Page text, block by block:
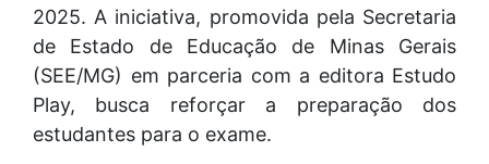
2025. A iniciativa, promovida pela Secretaria
de Estado de Educação de Minas Gerais
(SEE/MG) em parceria com a editora Estudo
Play, busca reforçar a preparação dos
estudantes para o exame.